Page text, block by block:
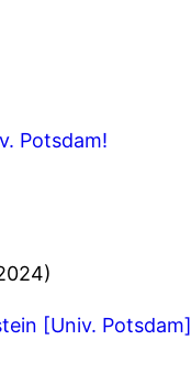
Potsdam!
[Univ. Potsdam]